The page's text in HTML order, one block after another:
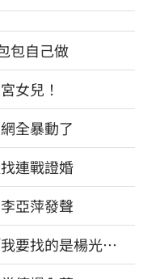
包自己做
女兒！
全暴動了
連戰證婚
亞萍發聲
要找的是楊光